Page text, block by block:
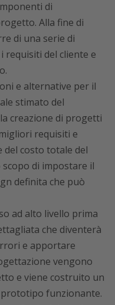
di
Alla fine di
di una serie di
requisiti del cliente e
e alternative per il
stimato del
creazione di progetti
requisiti e
del costo totale del
di impostare il
definita che può
ad alto livello prima
che diventerà
e apportare
vengono
e viene costruito un
prototipo funzionante.